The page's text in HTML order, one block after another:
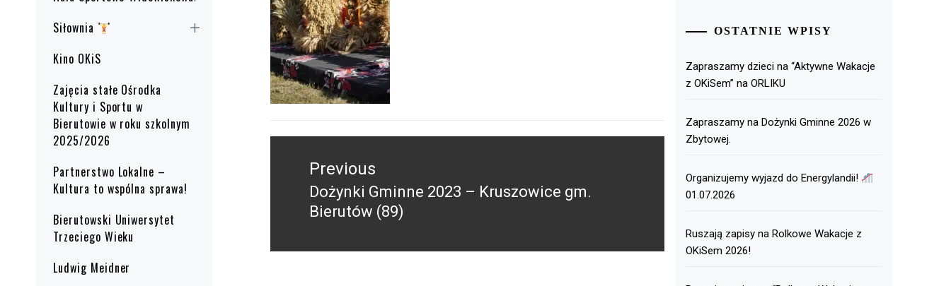
Siłownia
Kino OKiS
Zajęcia stałe Ośrodka
Kultury i Sportu w
Bierutowie w roku szkolnym
2025/2026
Partnerstwo Lokalne –
Kultura to wspólna sprawa!
Bierutowski Uniwersytet
Trzeciego Wieku
Ludwig Meidner
wpisuPrevious
Previous
post:
Dożynki Gminne 2023 – Kruszowice gm.
Bierutów (89)
OSTATNIE WPISY
Zapraszamy dzieci na “Aktywne Wakacje
z OKiSem” na ORLIKU
Zapraszamy na Dożynki Gminne 2026 w
Zbytowej.
Organizujemy wyjazd do Energylandii!
01.07.2026
Ruszają zapisy na Rolkowe Wakacje z
OKiSem 2026!